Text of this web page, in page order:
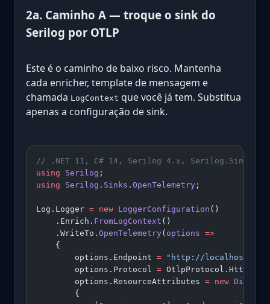
2a. Caminho A — troque o sink do
Serilog por OTLP
Este é o caminho de baixo risco. Mantenha
cada enricher, template de mensagem e
chamada LogContext que você já tem. Substitua
apenas a configuração de sink.
// .NET 11, C# 14, Serilog 4.x,
using Serilog ;
using Serilog . Sinks . OpenTelemetry ;
Log.Logger = new LoggerConfiguration ()
    .Enrich.
FromLogContext ()
    .WriteTo.
OpenTelemetry( options =>
    {
        options.Endpoint
= "http://
        options.Protocol
=
        options.ResourceAttributes
= new
        {